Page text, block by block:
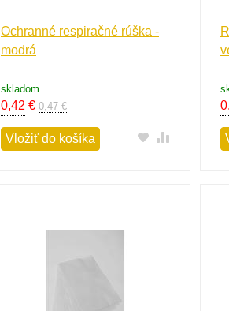
Ochranné respiračné rúška -
modrá
skladom
0,42 € 0,47 €
Vložiť do košíka